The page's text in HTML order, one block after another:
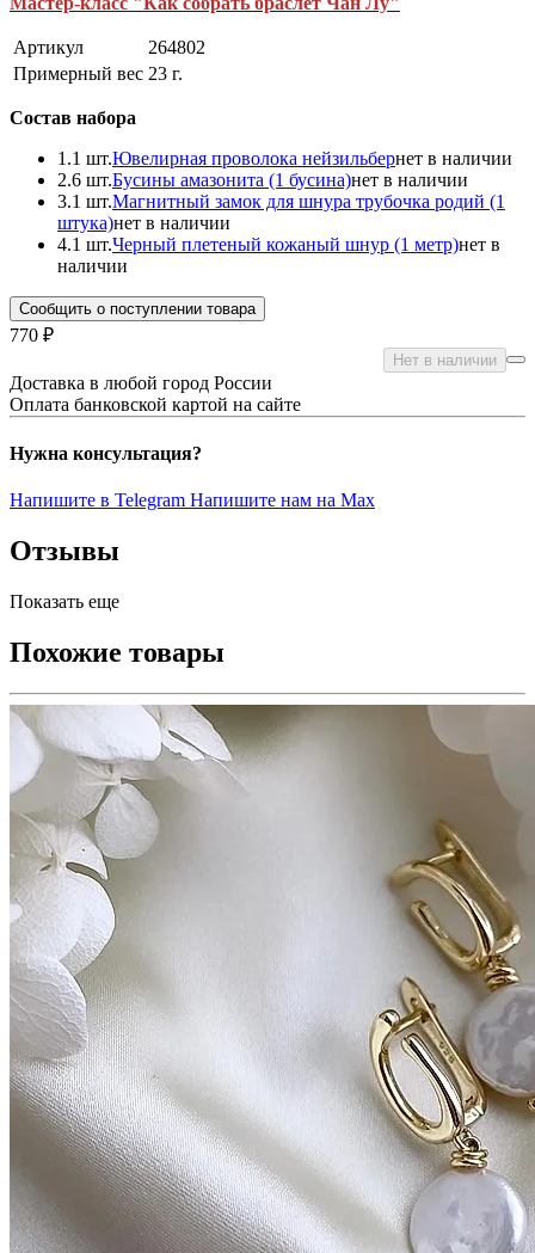
Артикул
264802
Примерный вес 23 г.
Состав набора
1.1 шт.Ювелирная проволока нейзильбернет в наличии
2.6 шт.Бусины амазонита (1 бусина)нет в наличии
3.1 шт.Магнитный замок для шнура трубочка родий (1
штука)нет в наличии
4.1 шт.Черный плетеный кожаный шнур (1 метр)нет в
наличии
Сообщить о поступлении товара
770 ₽
Нет в наличии
Доставка в любой город России
Оплата банковской картой на сайте
Нужна консультация?
Напишите в Telegram Напишите нам на Max
Отзывы
Показать еще
Похожие товары